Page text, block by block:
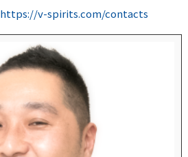
https://v-spirits.com/contacts